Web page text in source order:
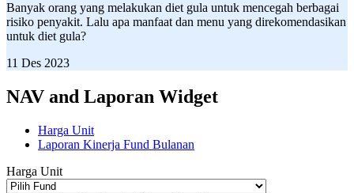
Banyak orang yang melakukan diet gula untuk mencegah berbagai
risiko penyakit. Lalu apa manfaat dan menu yang direkomendasikan
untuk diet gula?
11 Des 2023
NAV and Laporan Widget
Harga Unit
Laporan Kinerja Fund Bulanan
Harga Unit